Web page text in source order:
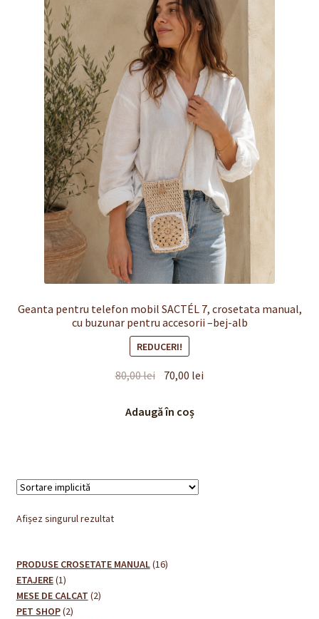
Finalizare
Livrare
Politică de Confidențialitate cu privire la prelucrarea
datelor cu caracter personal
Politica de cookie-uri
Politica de rambursari si returnari
Recenzii
Geanta pentru telefon mobil SACTÉL 7, crosetata manual,
cu buzunar pentru accesorii –bej-alb
REDUCERI!
80,00lei Prețul
a
70,00 lei
Adaugă în coș
Afișez singurul rezultat
PRODUSE CROSETATE MANUAL 1616
ETAJERE 11
produs
MESE DE CALCAT 22
PET SHOP 22